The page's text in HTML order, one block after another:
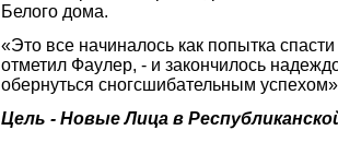
Белого дома.
«Это все начиналось как попытка
отметил Фаулер, - и закончилось
обернуться сногсшибательным
Цель - Новые Лица в